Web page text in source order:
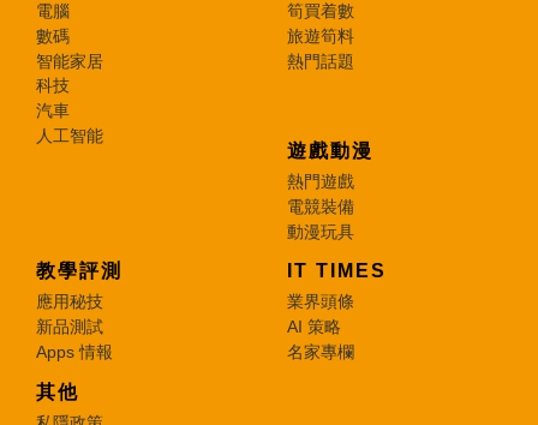
電腦
數碼
智能家居
科技
汽車
人工智能
筍買着數
旅遊筍料
熱門話題
遊戲動漫
熱門遊戲
電競裝備
動漫玩具
教學評測
應用秘技
新品測試
Apps 情報
IT TIMES
業界頭條
AI 策略
名家專欄
其他